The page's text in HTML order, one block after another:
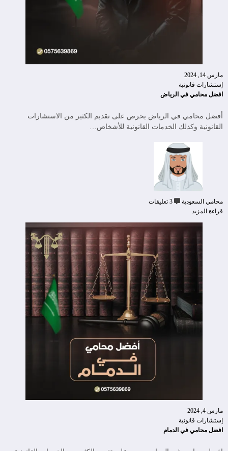
مارس 14, 2024
إستشارات قانونية
افضل محامي في الرياض
أفضل محامي في الرياض يحرص على تقديم الكثير من الاستشارات
القانونية وكذلك الخدمات القانونية للأشخاص…
محامي السعودية
3 تعليقات
قراءة المزيد
مارس 4, 2024
إستشارات قانونية
افضل محامي في الدمام